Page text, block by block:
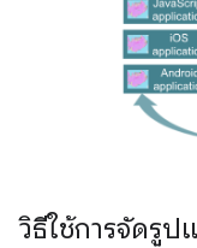
วิธีใช้การจัดรู